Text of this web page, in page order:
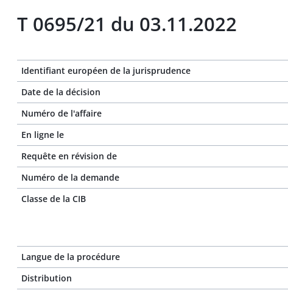
T 0695/21 du 03.11.2022
Identifiant européen de la jurisprudence
Date de la décision
Numéro de l'affaire
En ligne le
Requête en révision de
Numéro de la demande
Classe de la CIB
Langue de la procédure
Distribution